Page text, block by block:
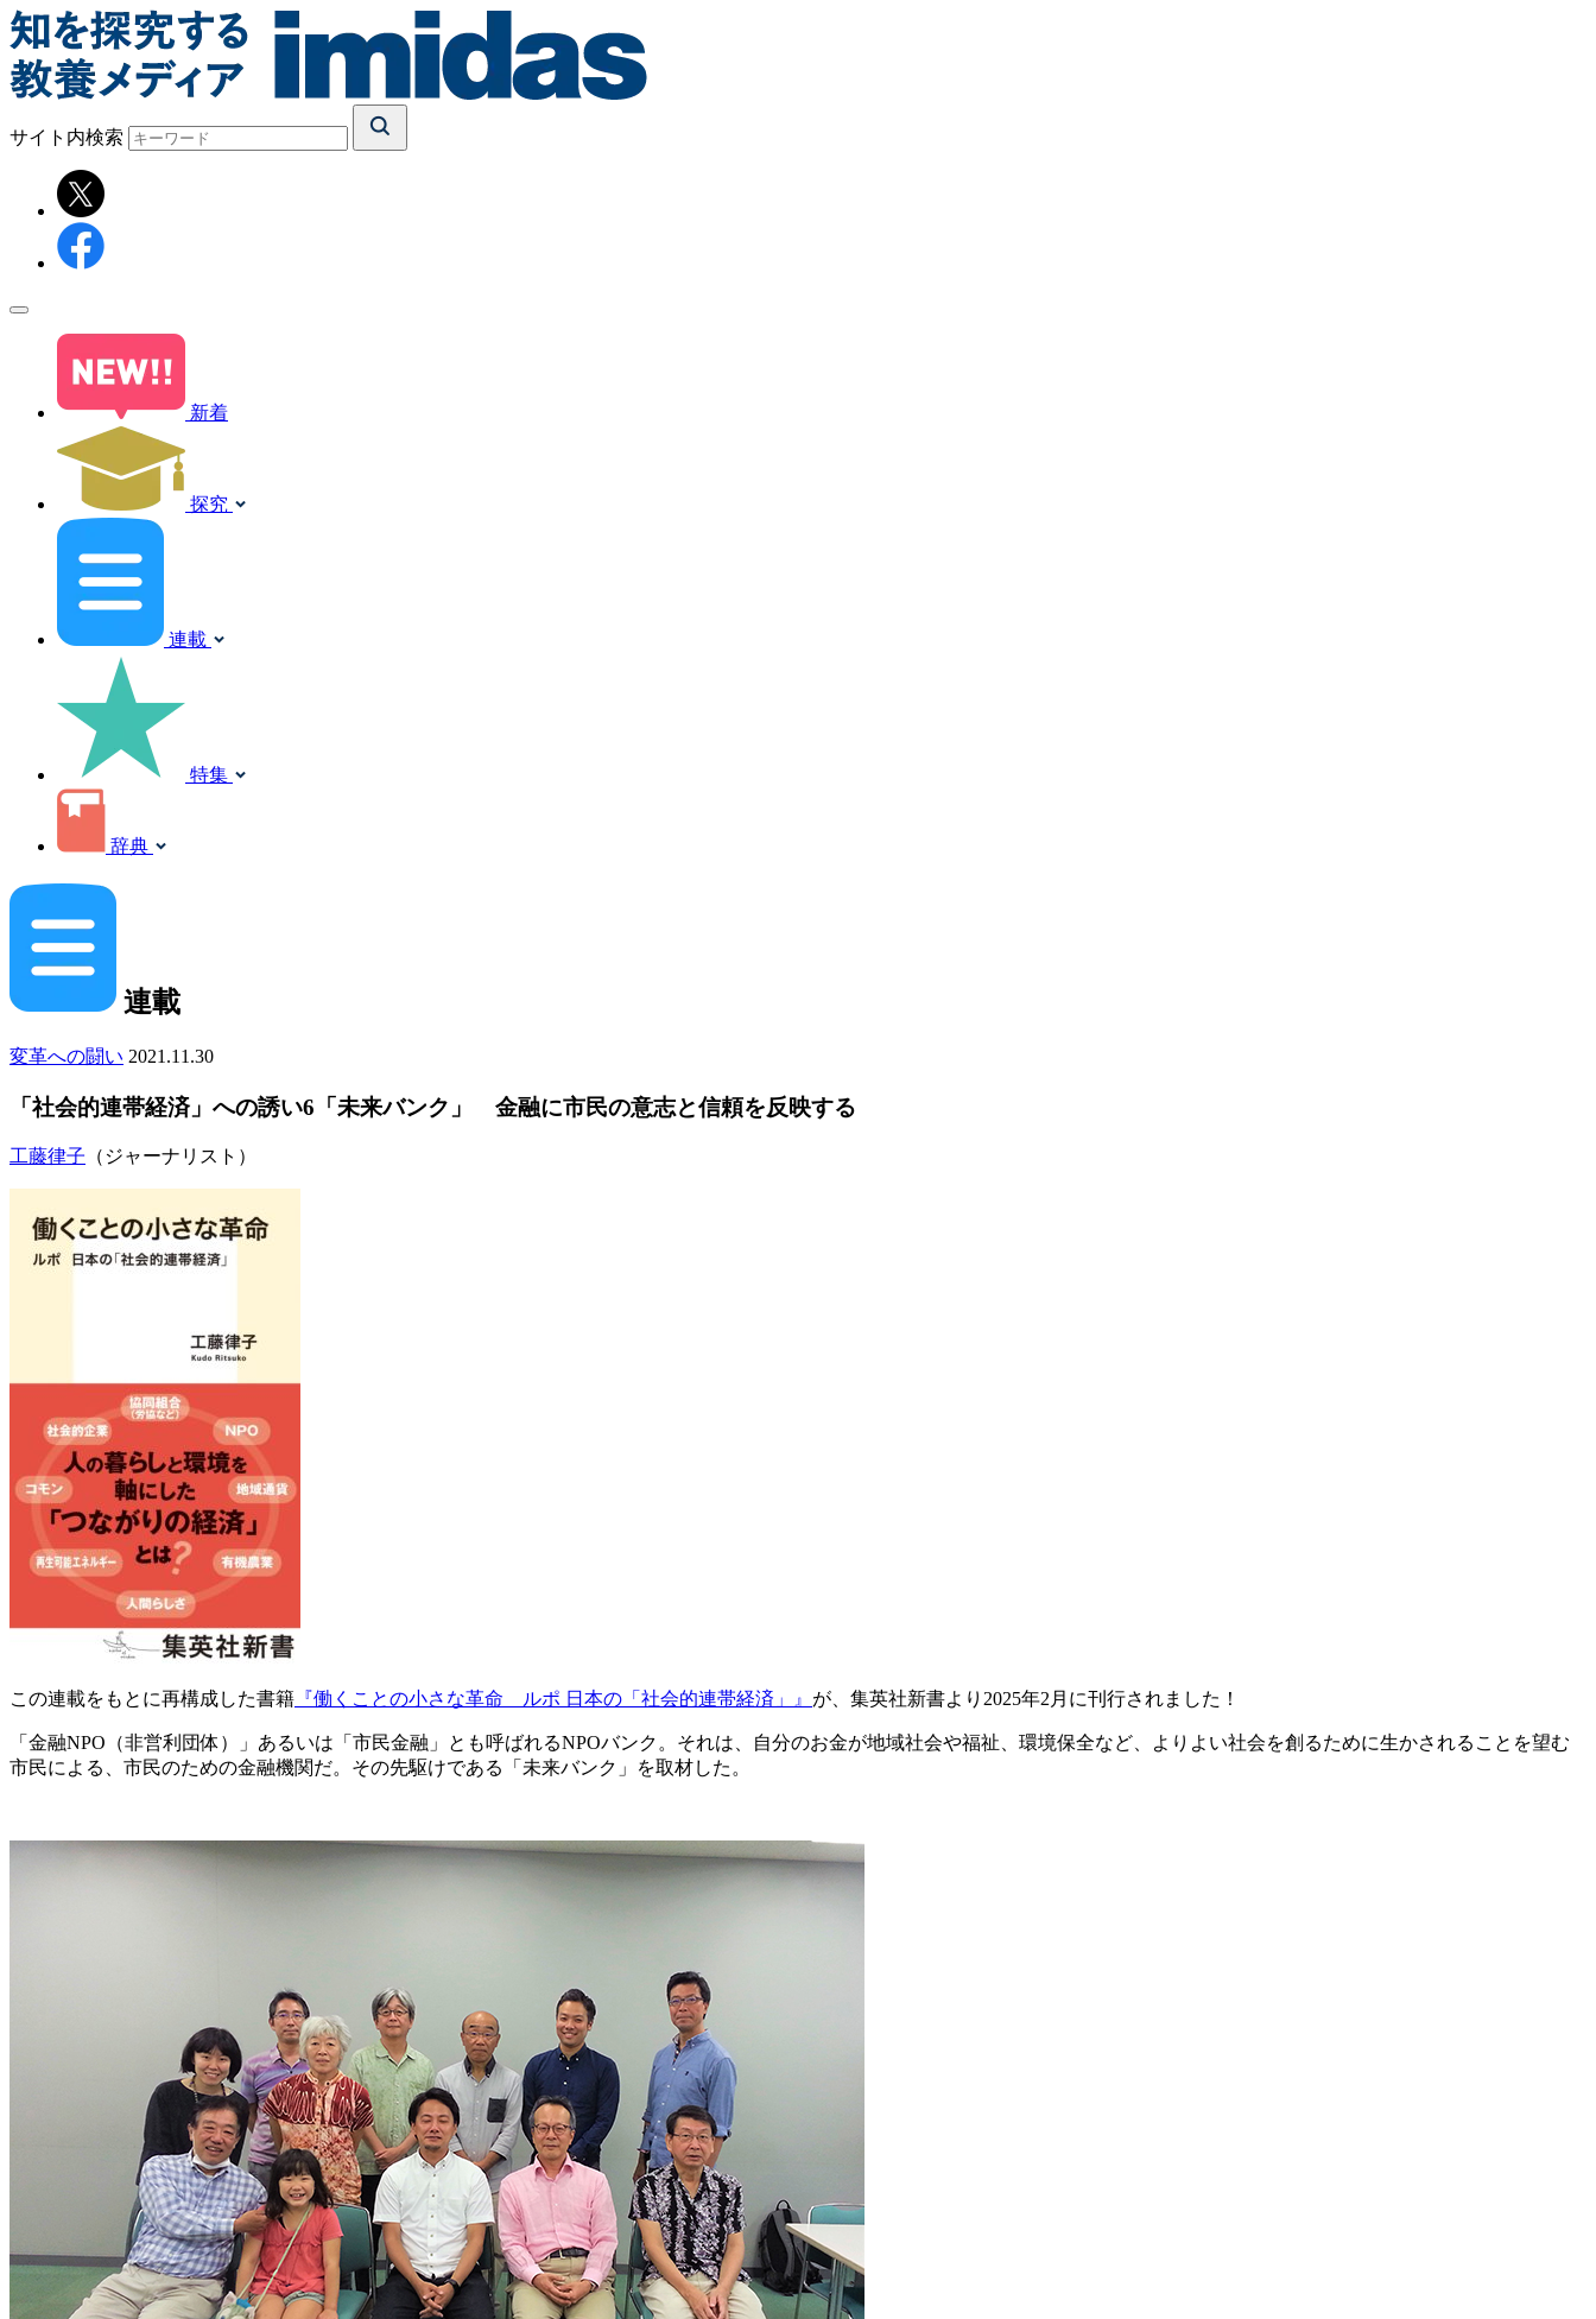
サイト内検索
新着
探究
連載
特集
辞典
連載
変革への闘い 2021.11.30
「社会的連帯経済」への誘い6「未来バンク」 金融に市民の意志と信頼を反映する
工藤律子 （ジャーナリスト）
この連載をもとに再構成した書籍 『働くことの小さな革命 ルポ 日本の「社会的連帯経済」』 が、集英社新書より2025年2月に刊行されました！
「金融NPO（非営利団体）」あるいは「市民金融」とも呼ばれるNPOバンク。それは、自分のお金が地域社会や福祉、環境保全など、よりよい社会を創るために生かされることを望む
市民による、市民のための金融機関だ。その先駆けである「未来バンク」を取材した。